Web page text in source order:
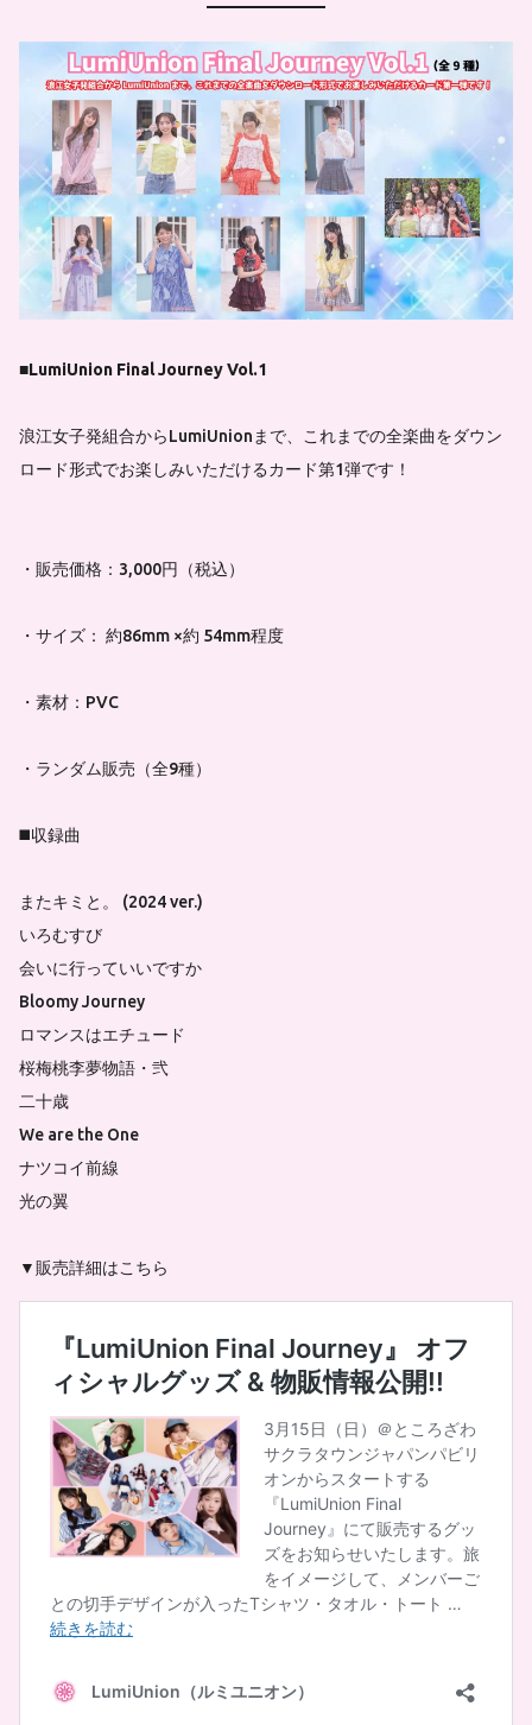
■LumiUnion Final Journey Vol.1
浪江女子発組合からLumiUnionまで、これまでの全楽曲をダウン
ロード形式でお楽しみいただけるカード第1弾です！
・販売価格：3,000円（税込）
・サイズ： 約86mm ×約 54mm程度
・素材：PVC
・ランダム販売（全9種）
◼️収録曲
またキミと。 (2024 ver.)
いろむすび
会いに行っていいですか
Bloomy Journey
ロマンスはエチュード
桜梅桃李夢物語・弐
二十歳
We are the One
ナツコイ前線
光の翼
▼販売詳細はこちら